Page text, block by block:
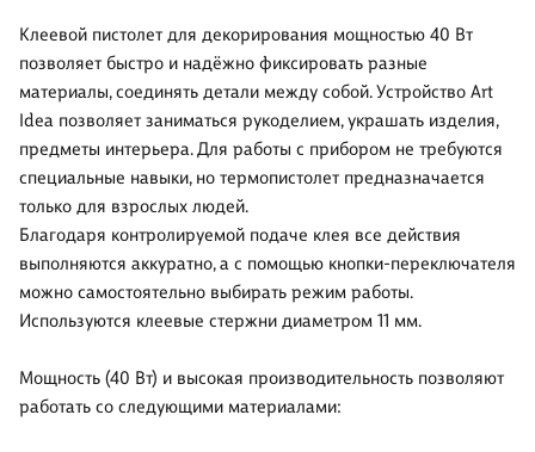
Клеевой пистолет для декорирования мощностью 40 Вт
позволяет быстро и надёжно фиксировать разные
материалы, соединять детали между собой. Устройство Art
Idea позволяет заниматься рукоделием, украшать изделия,
предметы интерьера. Для работы с прибором не требуются
специальные навыки, но термопистолет предназначается
только для взрослых людей.
Благодаря контролируемой подаче клея все действия
выполняются аккуратно, а с помощью кнопки-переключателя
можно самостоятельно выбирать режим работы.
Используются клеевые стержни диаметром 11 мм.
Мощность (40 Вт) и высокая производительность позволяют
работать со следующими материалами: